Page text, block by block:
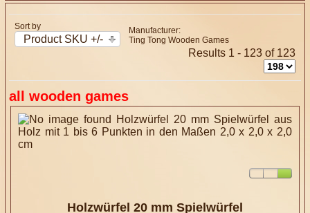
Sort by
Product SKU +/-
Manufacturer:
Ting Tong Wooden Games
Results 1 - 123 of 123
all wooden games
Holzwürfel 20 mm Spielwürfel